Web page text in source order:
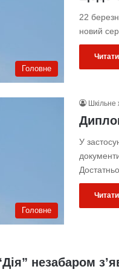
Головне
22
новий
Головне
Шкільне
У
незабаром